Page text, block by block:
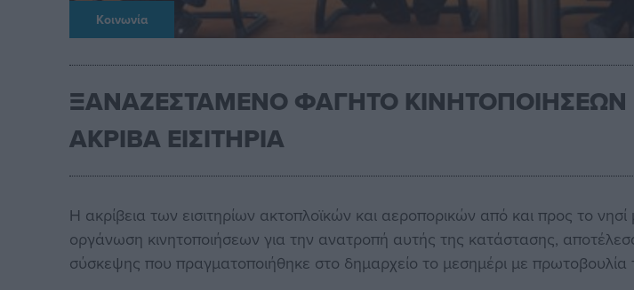
Κοινωνία
ΞΑΝΑΖΕΣΤΑΜΕΝΟ ΦΑΓΗΤΟ ΚΙΝΗΤΟΠΟΙΗΣΕΩΝ
ΑΚΡΙΒΑ ΕΙΣΙΤΗΡΙΑ
Η ακρίβεια των εισιτηρίων ακτοπλοϊκών και αεροπορικών από και προς το νησί
οργάνωση κινητοποιήσεων για την ανατροπή αυτής της κατάστασης,
σύσκεψης που πραγματοποιήθηκε στο δημαρχείο το μεσημέρι με